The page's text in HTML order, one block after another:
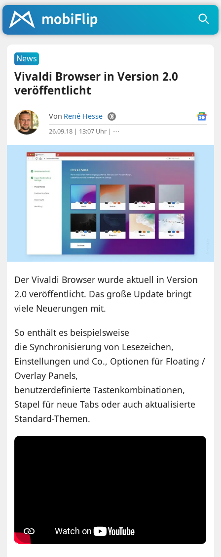
News
Vivaldi Browser in Version 2.0
veröffentlicht
Von René Hesse
26.09.18 | 13:07 Uhr | ⋯
Der Vivaldi Browser wurde aktuell in Version
2.0 veröffentlicht. Das große Update bringt
viele Neuerungen mit.
So enthält es beispielsweise
die Synchronisierung von Lesezeichen,
Einstellungen und Co., Optionen für Floating /
Overlay Panels,
benutzerdefinierte Tastenkombinationen,
Stapel für neue Tabs oder auch aktualisierte
Standard-Themen.